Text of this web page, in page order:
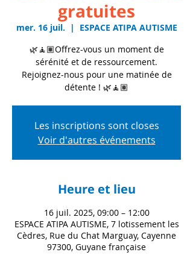
gratuites
mer. 16 juil.
  |
ESPACE ATIPA AUTISME
🌿🧘🏽Offrez-vous un moment de
sérénité et de ressourcement.
Rejoignez-nous pour une matinée de
Les inscriptions sont closes
Voir d'autres événements
Heure et lieu
16 juil. 2025, 09:00 – 12:00
ESPACE ATIPA AUTISME, 7 lotissement les
Cèdres, Rue du Chat Marguay, Cayenne
97300, Guyane française